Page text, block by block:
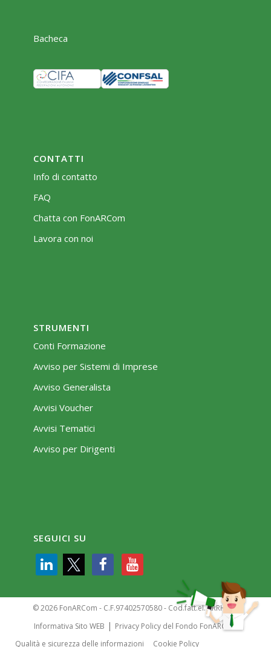
Bacheca
CONTATTI
Info di contatto
FAQ
Chatta con FonARCom
Lavora con noi
STRUMENTI
Conti Formazione
Avviso per Sistemi di Imprese
Avviso Generalista
Avvisi Voucher
Avvisi Tematici
Avviso per Dirigenti
SEGUICI SU
© 2026 FonARCom - C.F.97402570580 - Cod.fatt.el. KRRH6B9
Informativa Sito WEB | Privacy Policy del Fondo FonARCom
Qualità e sicurezza delle informazioni
Cookie Policy